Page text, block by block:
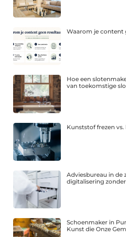
Waarom je content
Hoe een
van toekomstige
Kunststof frezen vs.
Adviesbureau in de
digitalisering
Schoenmaker in
Kunst die Onze